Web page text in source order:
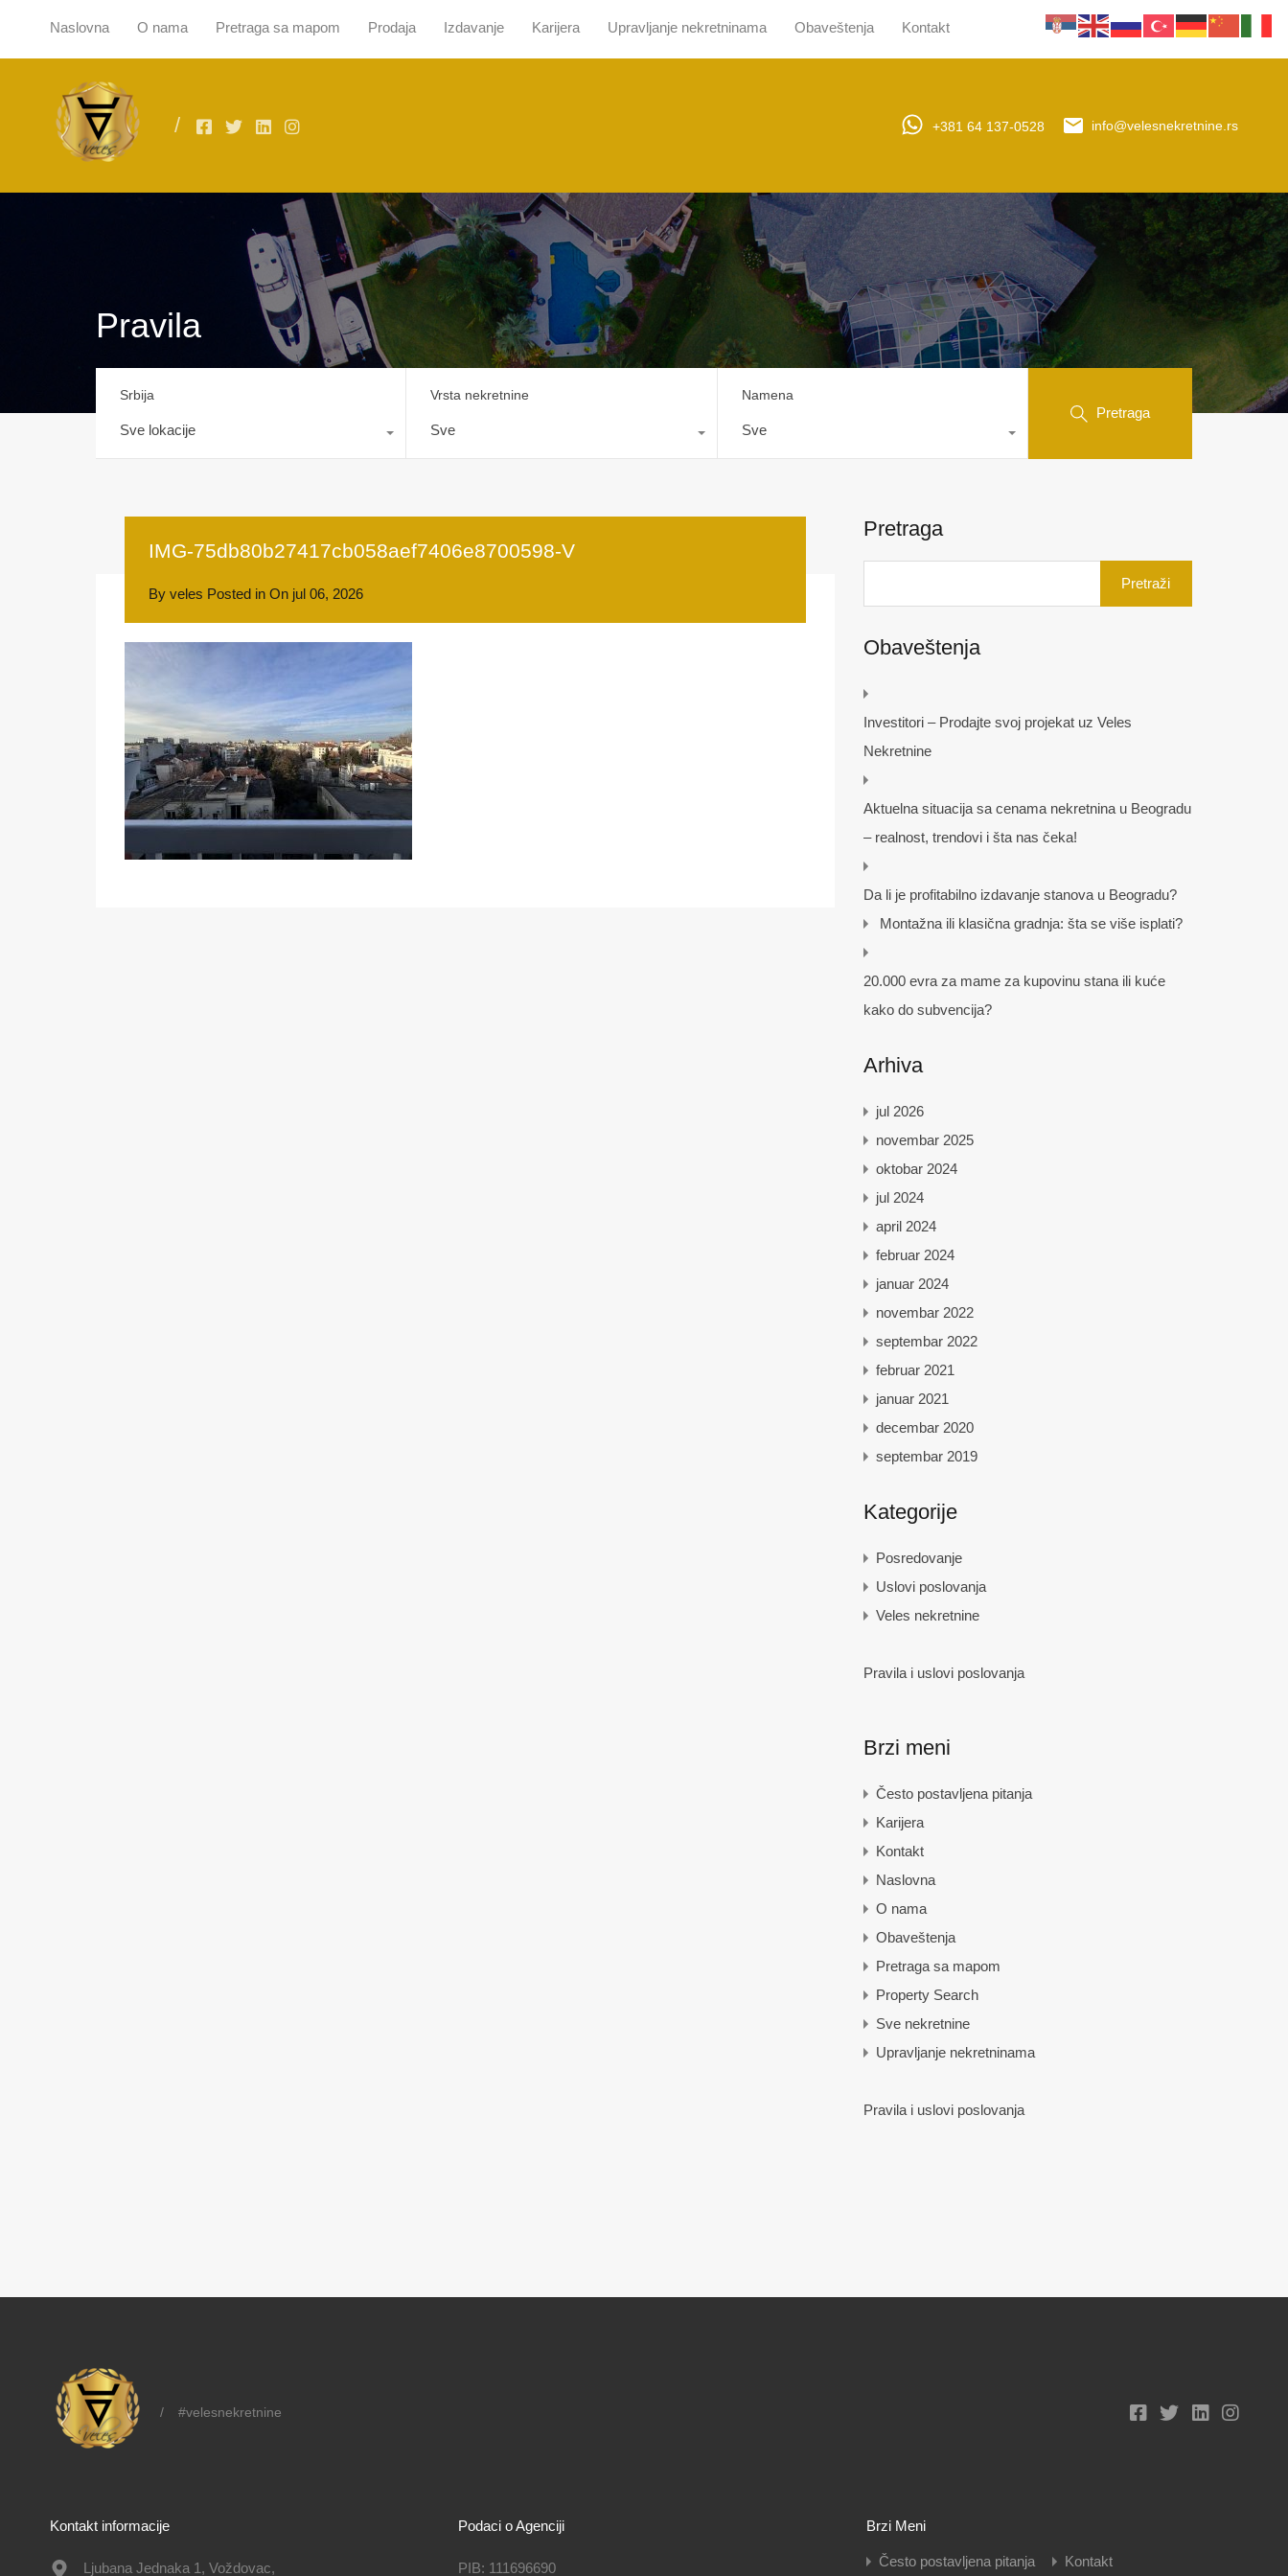
Naslovna O nama Pretraga sa mapom Prodaja Izdavanje Karijera Upravljanje nekretninama Obaveštenja Kontakt
Naslovna O nama Pretraga sa mapom Prodaja Izdavanje Karijera Upravljanje nekretninama Obaveštenja Kontakt
+381 64 137-0528 info@velesnekretnine.rs
Pravila
Srbija
Sve lokacije
Vrsta nekretnine
Sve
Namena
Sve
Pretraga
IMG-75db80b27417cb058aef7406e8700598-V
By veles Posted in On jul 06, 2026
Pretraga
Obaveštenja
Investitori – Prodajte svoj projekat uz Veles
Nekretnine
Aktuelna situacija sa cenama nekretnina u Beogradu
– realnost, trendovi i šta nas čeka!
Da li je profitabilno izdavanje stanova u Beogradu?
Montažna ili klasična gradnja: šta se više isplati?
20.000 evra za mame za kupovinu stana ili kuće
kako do subvencija?
Arhiva
jul 2026
novembar 2025
oktobar 2024
jul 2024
april 2024
februar 2024
januar 2024
novembar 2022
septembar 2022
februar 2021
januar 2021
decembar 2020
septembar 2019
Kategorije
Posredovanje
Uslovi poslovanja
Veles nekretnine
Pravila i uslovi poslovanja
Brzi meni
Često postavljena pitanja
Karijera
Kontakt
Naslovna
O nama
Obaveštenja
Pretraga sa mapom
Property Search
Sve nekretnine
Upravljanje nekretninama
Pravila i uslovi poslovanja
/ #velesnekretnine
Kontakt informacije
Ljubana Jednaka 1, Voždovac,
Podaci o Agenciji
PIB: 111696690
Brzi Meni
Često postavljena pitanja Kontakt